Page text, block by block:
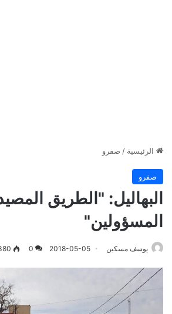
الرئيسية / صفرو
صفرو
البهاليل: "الطريق
المسؤولين"
يوسف مسكين 2018-05-05
0